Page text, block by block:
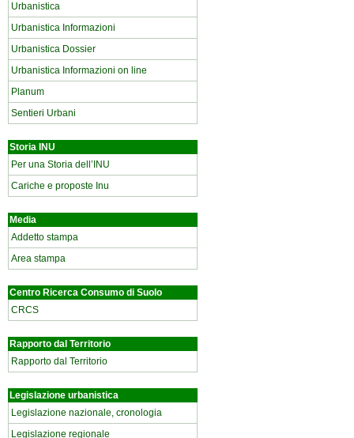
Urbanistica
Urbanistica Informazioni
Urbanistica Dossier
Urbanistica Informazioni on line
Planum
Sentieri Urbani
Storia INU
Per una Storia dell’INU
Cariche e proposte Inu
Media
Addetto stampa
Area stampa
Centro Ricerca Consumo di Suolo
CRCS
Rapporto dal Territorio
Rapporto dal Territorio
Legislazione urbanistica
Legislazione nazionale, cronologia
Legislazione regionale